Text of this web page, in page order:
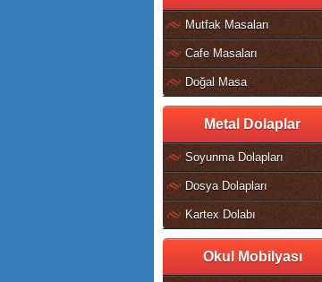
Mutfak Masaları
Cafe Masaları
Doğal Masa
Metal Dolaplar
Soyunma Dolapları
Dosya Dolapları
Kartex Dolabı
Okul Mobilyası